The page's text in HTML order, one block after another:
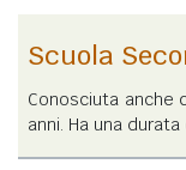
Scuola
Conosciuta anche
anni. Ha una